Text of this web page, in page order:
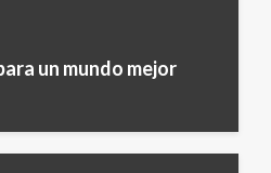
un mundo mejor